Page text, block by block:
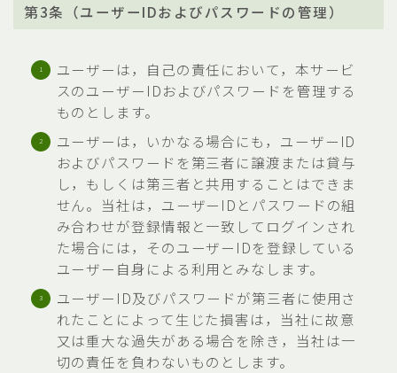
第3条（ユーザーIDおよびパスワードの管理）
ユーザーは，自己の責任において，本サービ
スのユーザーIDおよびパスワードを管理する
ものとします。
ユーザーは，いかなる場合にも，ユーザーID
およびパスワードを第三者に譲渡または貸与
し，もしくは第三者と共用することはできま
せん。当社は，ユーザーIDとパスワードの組
み合わせが登録情報と一致してログインされ
た場合には，そのユーザーIDを登録している
ユーザー自身による利用とみなします。
ユーザーID及びパスワードが第三者に使用さ
れたことによって生じた損害は，当社に故意
又は重大な過失がある場合を除き，当社は一
切の責任を負わないものとします。